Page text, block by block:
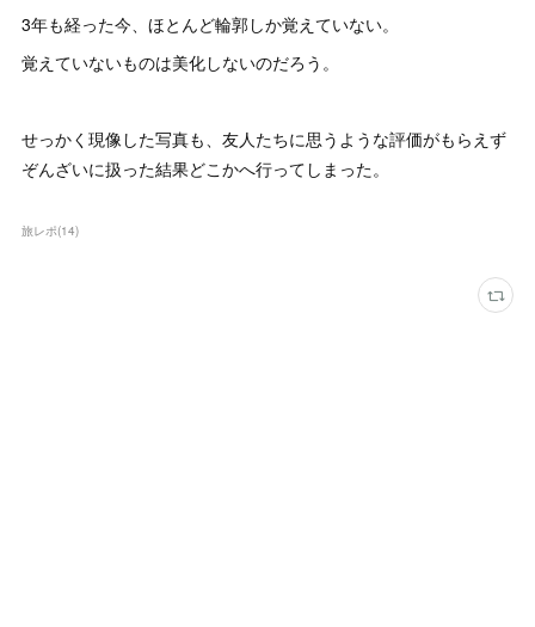
3年も経った今、ほとんど輪郭しか覚えていない。
覚えていないものは美化しないのだろう。
せっかく現像した写真も、友人たちに思うような評価がもらえず
ぞんざいに扱った結果どこかへ行ってしまった。
旅レポ(14)